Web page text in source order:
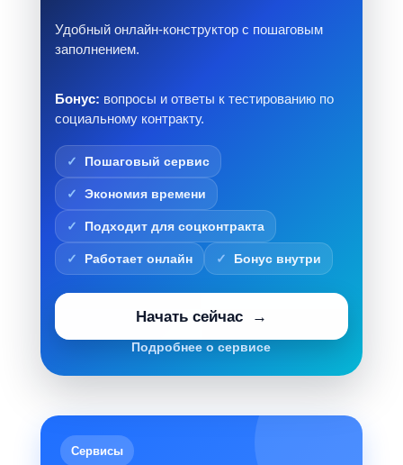
Удобный онлайн-конструктор с пошаговым
заполнением.
Бонус: вопросы и ответы к тестированию по
социальному контракту.
Пошаговый сервис
Экономия времени
Подходит для соцконтракта
Работает онлайн Бонус внутри
Начать сейчас
Подробнее о сервисе
Сервисы